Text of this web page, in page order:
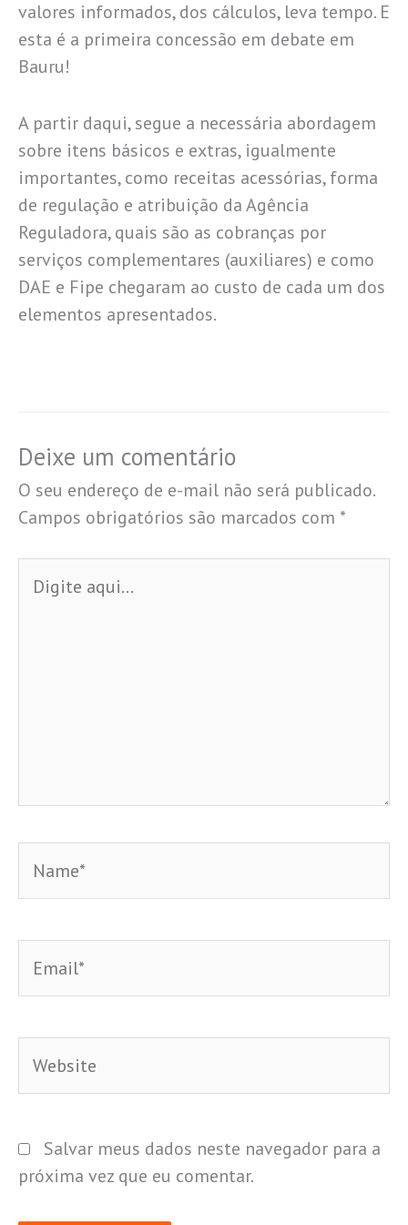
valores informados, dos cálculos, leva tempo. E
esta é a primeira concessão em debate em
Bauru!
A partir daqui, segue a necessária abordagem
sobre itens básicos e extras, igualmente
importantes, como receitas acessórias, forma
de regulação e atribuição da Agência
Reguladora, quais são as cobranças por
serviços complementares (auxiliares) e como
DAE e Fipe chegaram ao custo de cada um dos
elementos apresentados.
Deixe um comentário
O seu endereço de e-mail não será publicado.
Campos obrigatórios são marcados com *
aqui...
Salvar meus dados neste navegador para a
próxima vez que eu comentar.